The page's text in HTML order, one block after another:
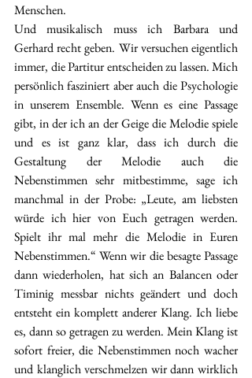
Menschen.
Und musikalisch muss ich Barbara und
Gerhard recht geben. Wir versuchen eigentlich
immer, die Partitur entscheiden zu lassen. Mich
persönlich fasziniert aber auch die Psychologie
in unserem Ensemble. Wenn es eine Passage
gibt, in der ich an der Geige die Melodie spiele
und es ist ganz klar, dass ich durch die
Gestaltung der Melodie auch die
Nebenstimmen sehr mitbestimme, sage ich
manchmal in der Probe: „Leute, am liebsten
würde ich hier von Euch getragen werden.
Spielt ihr mal mehr die Melodie in Euren
Nebenstimmen.“ Wenn wir die besagte Passage
dann wiederholen, hat sich an Balancen oder
Timinig messbar nichts geändert und doch
entsteht ein komplett anderer Klang. Ich liebe
es, dann so getragen zu werden. Mein Klang ist
sofort freier, die Nebenstimmen noch wacher
und klanglich verschmelzen wir dann wirklich